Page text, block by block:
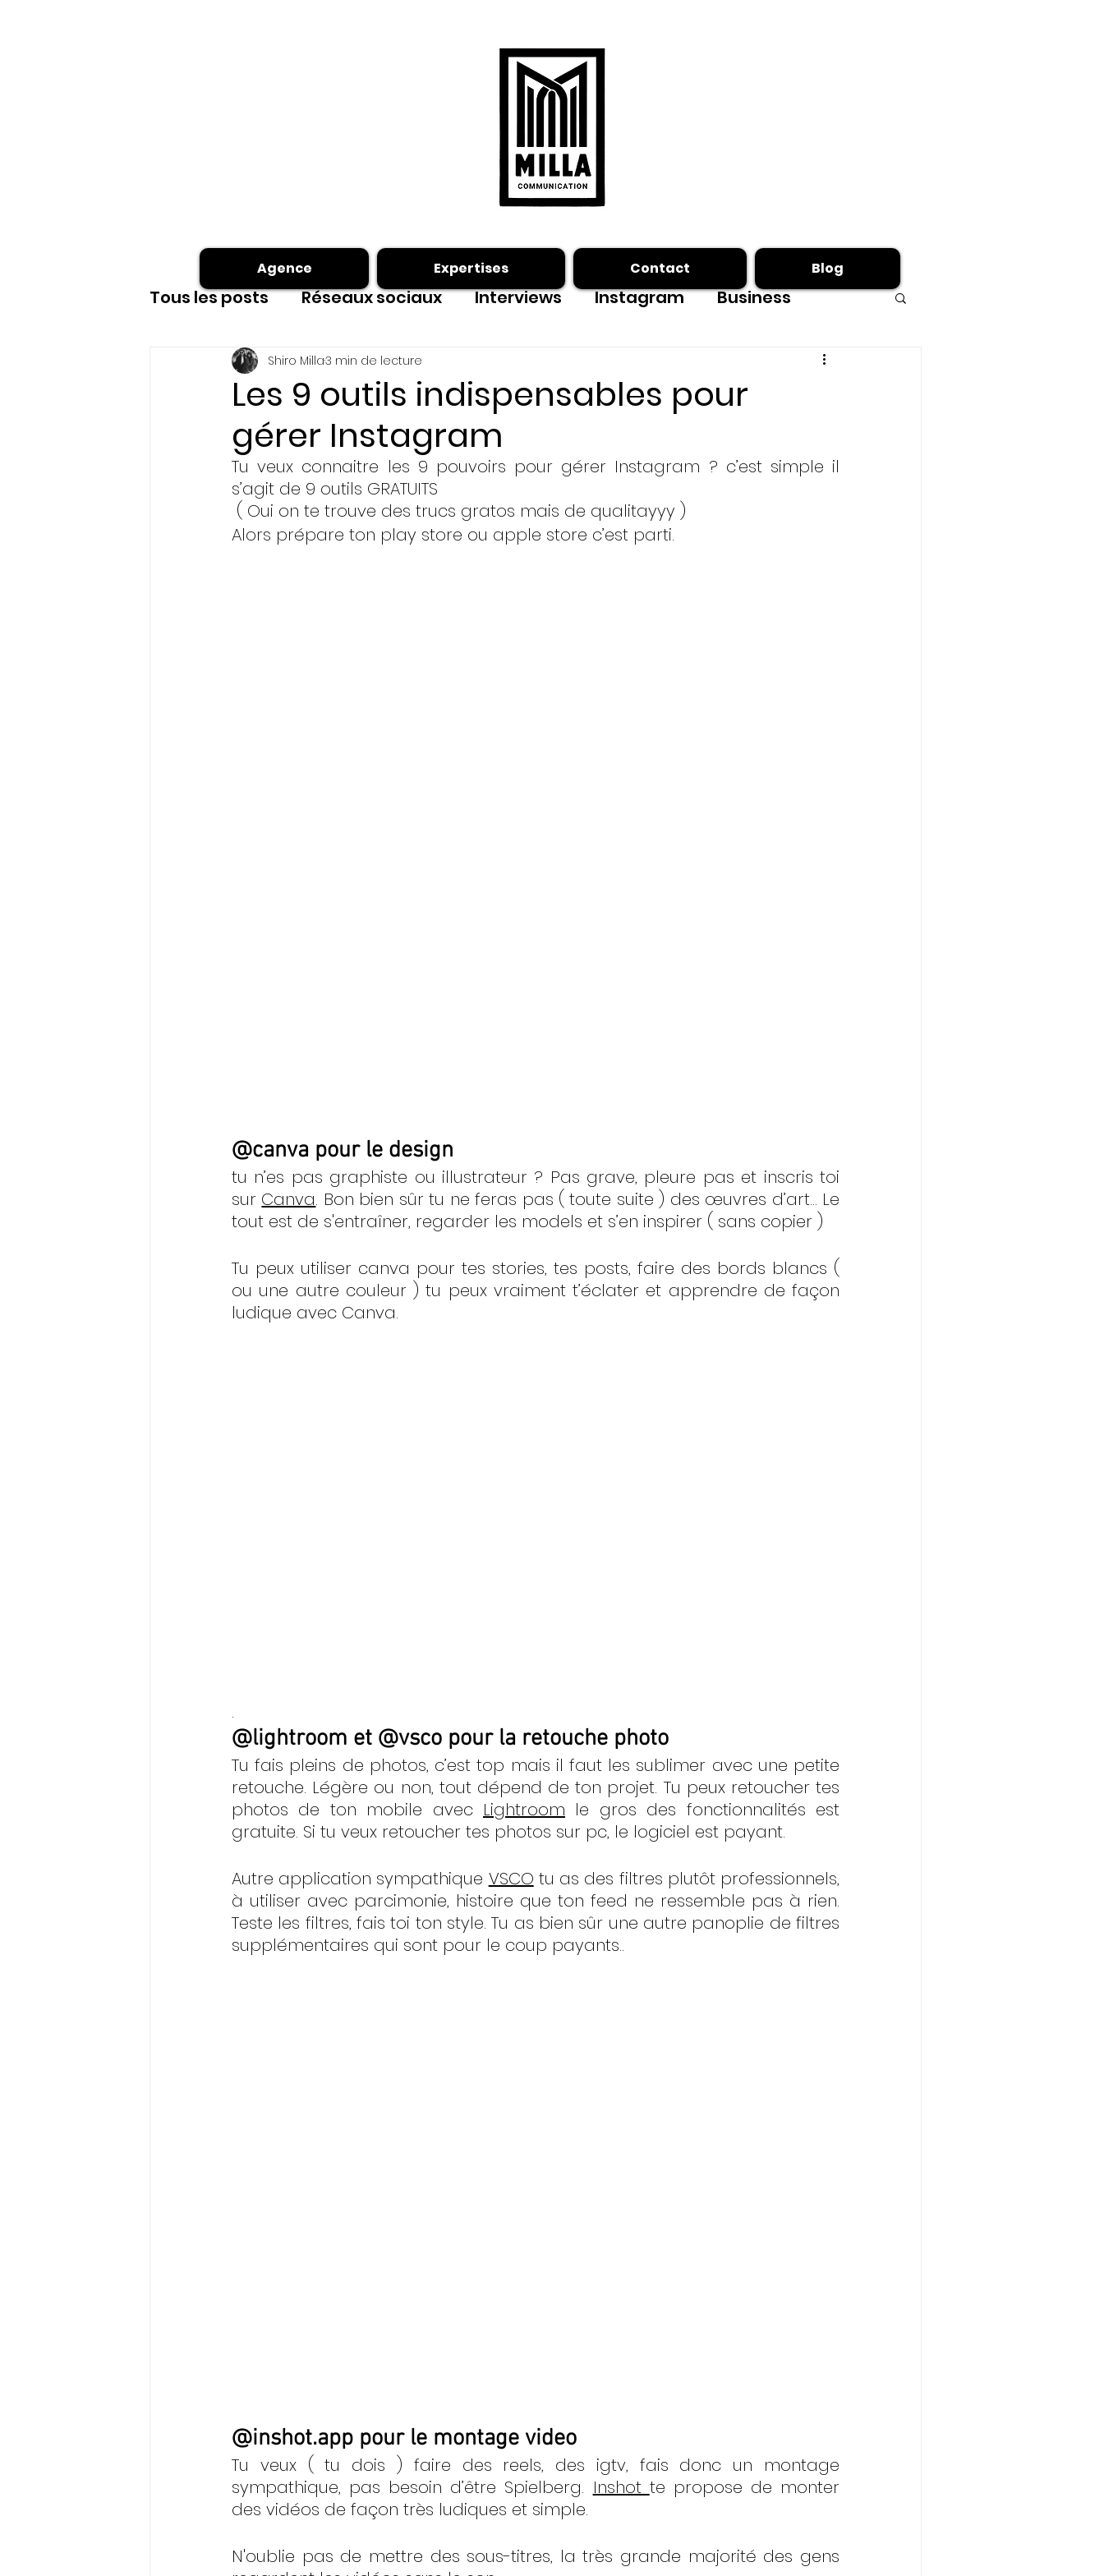
Tous les posts Réseaux sociaux Interviews Instagram Business
Site internet shooting photo
Initiatives & Engagements
Les 9 outils indispensables pour
gérer Instagram
Shiro Milla3 min de lecture
Tu veux connaitre les 9 pouvoirs pour gérer Instagram ? c’est simple il
s’agit de 9 outils GRATUITS
( Oui on te trouve des trucs gratos mais de qualitayyy )
Alors prépare ton play store ou apple store c’est parti.
@canva pour le design
tu n’es pas graphiste ou illustrateur ? Pas grave, pleure pas et inscris toi
sur Canva. Bon bien sûr tu ne feras pas ( toute suite ) des œuvres d’art… Le
tout est de s'entraîner, regarder les models et s’en inspirer ( sans copier )
Tu peux utiliser canva pour tes stories, tes posts, faire des bords blancs (
ou une autre couleur ) tu peux vraiment t’éclater et apprendre de façon
ludique avec Canva.
.
@lightroom et @vsco pour la retouche photo
Tu fais pleins de photos, c’est top mais il faut les sublimer avec une petite
retouche. Légère ou non, tout dépend de ton projet. Tu peux retoucher tes
photos de ton mobile avec Lightroom le gros des fonctionnalités est
gratuite. Si tu veux retoucher tes photos sur pc, le logiciel est payant.
Autre application sympathique VSCO tu as des filtres plutôt professionnels,
à utiliser avec parcimonie, histoire que ton feed ne ressemble pas à rien.
Teste les filtres, fais toi ton style. Tu as bien sûr une autre panoplie de filtres
supplémentaires qui sont pour le coup payants..
@inshot.app pour le montage video
Tu veux ( tu dois ) faire des reels, des igtv, fais donc un montage
sympathique, pas besoin d’être Spielberg. Inshot te propose de monter
des vidéos de façon très ludiques et simple.
N'oublie pas de mettre des sous-titres, la très grande majorité des gens
Agence Expertises Contact Blog